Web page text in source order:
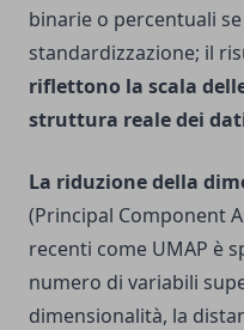
binarie o percentuali
standardizzazione; il
riflettono la scala
struttura reale dei
La riduzione della
(Principal Component
recenti come UMAP è
numero di variabili
dimensionalità, la